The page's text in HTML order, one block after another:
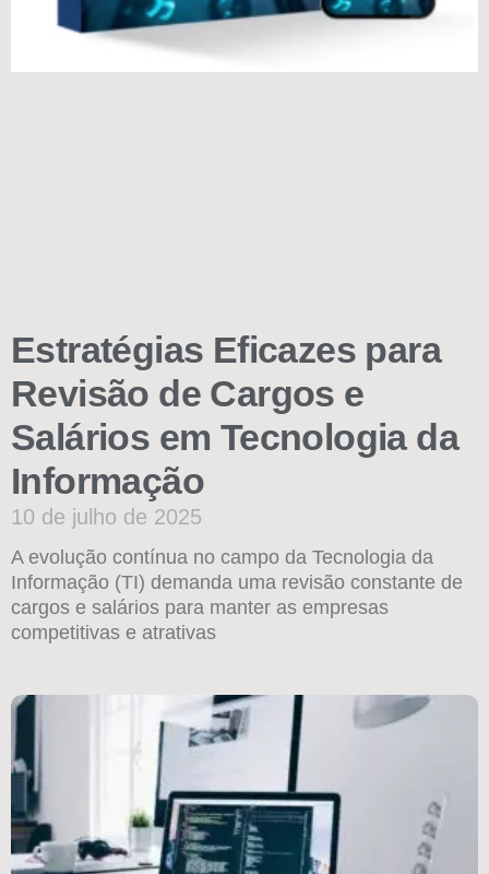
Estratégias Eficazes para
Revisão de Cargos e
Salários em Tecnologia da
Informação
10 de julho de 2025
A evolução contínua no campo da Tecnologia da
Informação (TI) demanda uma revisão constante de
cargos e salários para manter as empresas
competitivas e atrativas